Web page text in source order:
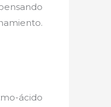
ácido